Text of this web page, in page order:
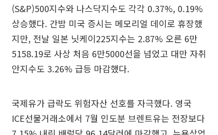
(S&P)500지수와 나스닥지수도 각각 0.37%, 0.19%
상승했다. 간밤 미국 증시는 메모리얼 데이로 휴장했
지만, 전날 일본 닛케이225지수는 2.87% 오른 6만
5158.19로 사상 처음 6만5000선을 넘었고 대만 자취
안지수도 3.26% 급등 마감했다.
국제유가 급락도 위험자산 선호를 자극했다. 영국
ICE선물거래소에서 7월 인도분 브렌트유는 전장보다